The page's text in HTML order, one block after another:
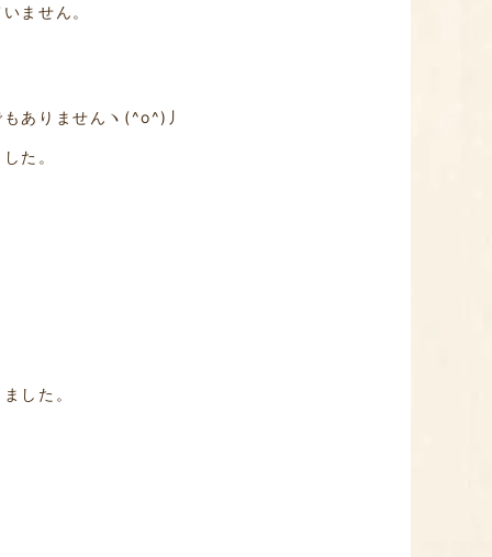
ません。
ありませんヽ(^o^)丿
た。
した。